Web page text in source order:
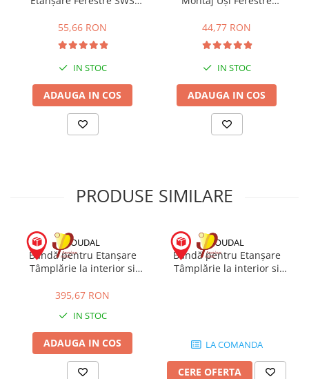
55,66 RON
IN STOC
ADAUGA IN COS
44,77 RON
IN STOC
ADAUGA IN COS
PRODUSE SIMILARE
SOUDAL
Bandă pentru Etanșare
Tâmplărie la interior si
Black 100mm 30m
395,67 RON
IN STOC
ADAUGA IN COS
SOUDAL
Bandă pentru Etanșare
Tâmplărie la interior si
LA COMANDA
CERE OFERTA